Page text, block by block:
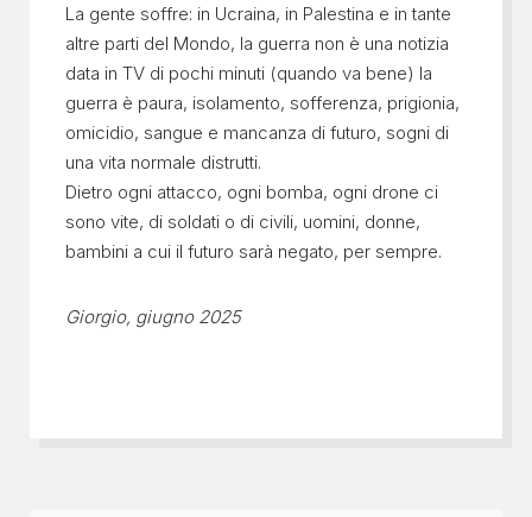
La gente soffre: in Ucraina, in Palestina e in tante
altre parti del Mondo, la guerra non è una notizia
data in TV di pochi minuti (quando va bene) la
guerra è paura, isolamento, sofferenza, prigionia,
omicidio, sangue e mancanza di futuro, sogni di
una vita normale distrutti.
Dietro ogni attacco, ogni bomba, ogni drone ci
sono vite, di soldati o di civili, uomini, donne,
bambini a cui il futuro sarà negato, per sempre.
Giorgio, giugno 2025